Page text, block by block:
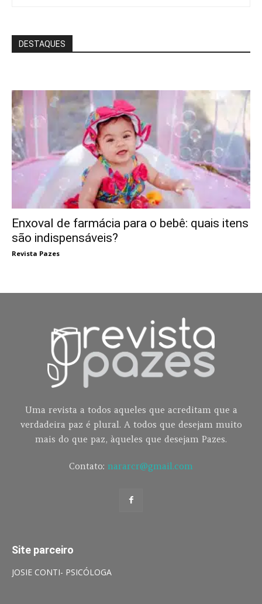
DESTAQUES
Enxoval de farmácia para o bebê: quais itens
são indispensáveis?
Revista Pazes
Uma revista a todos aqueles que acreditam que a
verdadeira paz é plural. A todos que desejam muito
mais do que paz, àqueles que desejam Pazes.
Contato: nararcr@gmail.com
Site parceiro
JOSIE CONTI- PSICÓLOGA